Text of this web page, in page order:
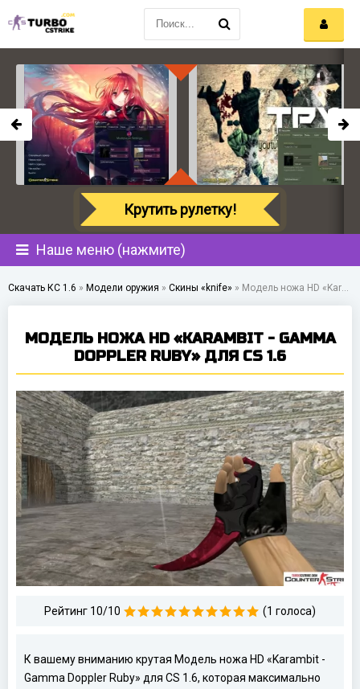
Наше меню (нажмите)
Скачать КС 1.6 » Модели оружия » Скины «knife» » Модель ножа HD «Karambit - Gamma Doppler Ruby» для CS 1.6
МОДЕЛЬ НОЖА HD «KARAMBIT - GAMMA
DOPPLER RUBY» ДЛЯ CS 1.6
Рейтинг 10/10 (1 голоса)
К вашему вниманию крутая Модель ножа HD «Karambit -
Gamma Doppler Ruby» для CS 1.6, которая максимально
Крутить рулетку!